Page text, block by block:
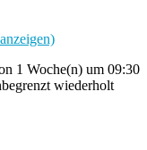
1 Woche(n) um 09:30
wiederholt